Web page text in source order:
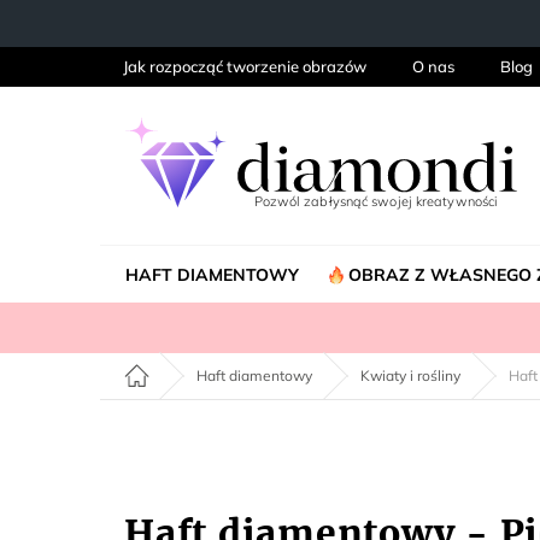
Jak rozpocząć tworzenie obrazów O nas Blog
HAFT DIAMENTOWY OBRAZ Z WŁASNEGO
Home Haft diamentowy Kwiaty i rośliny Haft